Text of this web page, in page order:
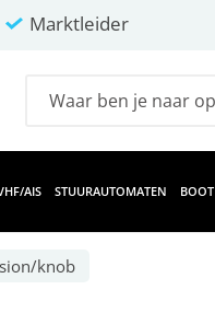
Marktleider
AIS STUURAUTOMATEN BOOT
knob